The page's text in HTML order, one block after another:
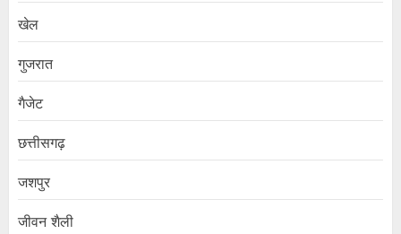
खेल
गुजरात
गैजेट
छत्तीसगढ़
जशपुर
जीवन शैली